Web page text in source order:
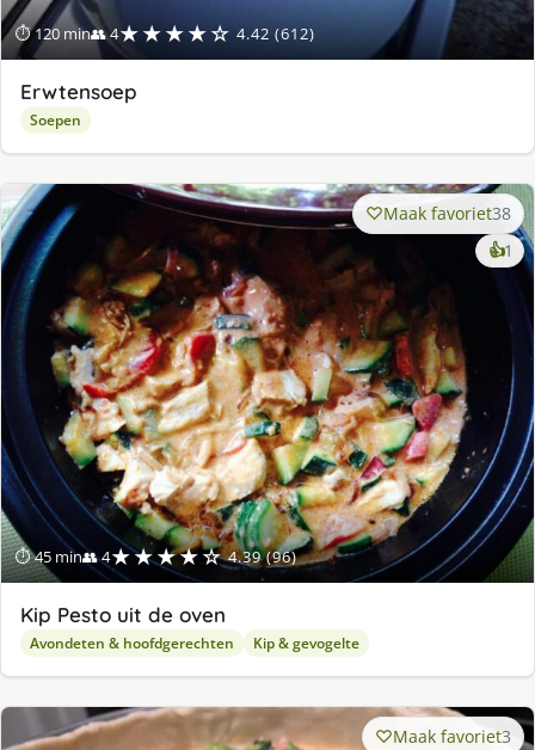
⏱ 120 min👥 4★★★★☆ 4.42 (612)
Erwtensoep
Soepen
⏱ 45 min👥 4★★★★☆ 4.39 (96)
Maak favoriet38
👍1
Kip Pesto uit de oven
Avondeten & hoofdgerechten Kip & gevogelte
Maak favoriet3